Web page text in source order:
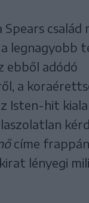
Spears
legnagyobb
ebből adódó
a
Isten-hit
címe
lényegi